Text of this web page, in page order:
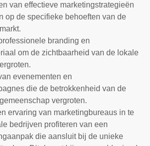
van effectieve marketingstrategieën
op de specifieke behoeften van de
branding en
om de zichtbaarheid van de lokale
evenementen en
die de betrokkenheid van de
vergroten.
ervaring van marketingbureaus in te
bedrijven profiteren van een
die aansluit bij de unieke